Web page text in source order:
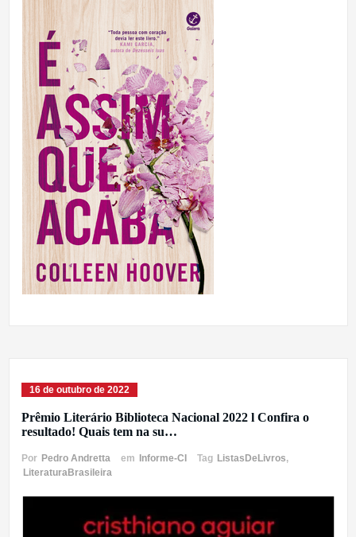
16 de outubro de 2022
Prêmio Literário Biblioteca Nacional 2022 l Confira o
resultado! Quais tem na su…
Por Pedro Andretta em Informe-CI Tag ListasDeLivros,
LiteraturaBrasileira